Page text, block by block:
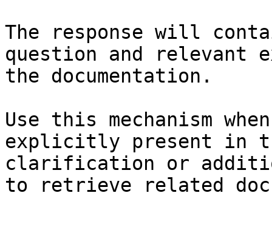
The response will
question and relevant
the documentation.
Use this mechanism
explicitly present in
clarification or